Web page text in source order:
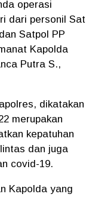
operasi
dari personil Sat
Satpol PP
Kapolda
Putra S.,
dikatakan
merupakan
kepatuhan
dan juga
covid-19.
Kapolda yang